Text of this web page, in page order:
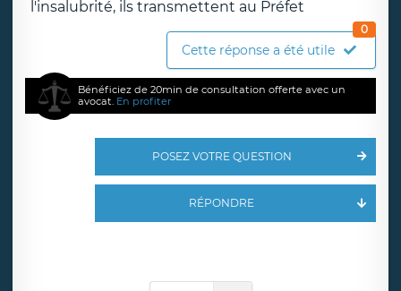
l'insalubrité, ils transmettent au Préfet
Cette réponse a été utile
0
Bénéficiez de 20min de consultation offerte avec un
avocat. En profiter
POSEZ VOTRE QUESTION
RÉPONDRE